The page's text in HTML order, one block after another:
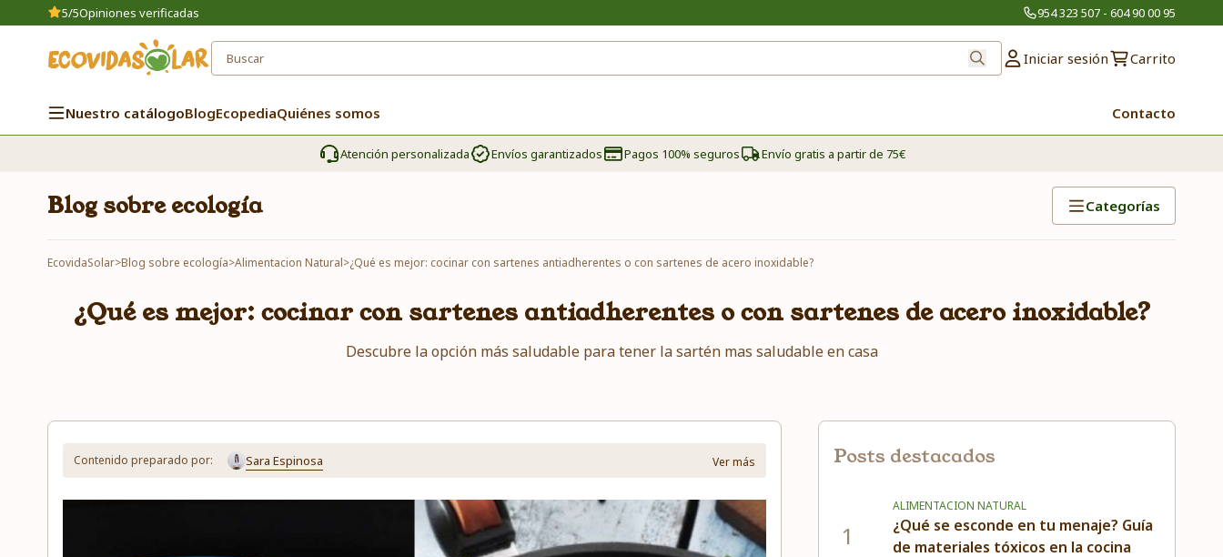
5/5Opiniones verificadas 954 323 507 - 604 90 00 95
Iniciar sesión Carrito
Nuestro catálogoBlogEcopediaQuiénes somos Contacto
Atención personalizada Envíos garantizados Pagos 100% seguros Envío gratis a partir de 75€
Blog sobre ecología Categorías
EcovidaSolar>Blog sobre ecología>Alimentacion Natural>¿Qué es mejor: cocinar con sartenes antiadherentes o con sartenes de acero inoxidable?
¿Qué es mejor: cocinar con sartenes antiadherentes o con sartenes de acero inoxidable?
Descubre la opción más saludable para tener la sartén mas saludable en casa
Contenido preparado por: Sara Espinosa Ver más Posts destacados
1
ALIMENTACION NATURAL
¿Qué se esconde en tu menaje? Guía
de materiales tóxicos en la cocina